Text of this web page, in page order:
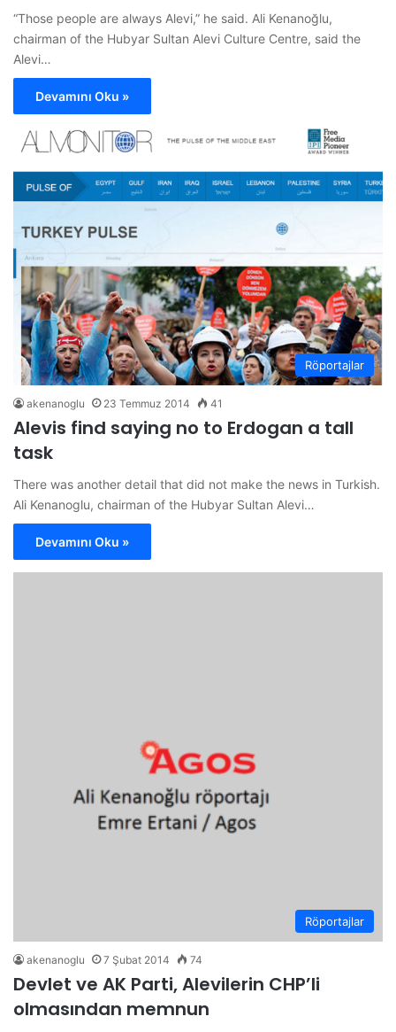
“Those people are always Alevi,” he said. Ali Kenanoğlu,
chairman of the Hubyar Sultan Alevi Culture Centre, said the
Alevi…
Devamını Oku »
Röportajlar
akenanoglu 23 Temmuz 2014 41
Alevis find saying no to Erdogan a tall
task
There was another detail that did not make the news in Turkish.
Ali Kenanoglu, chairman of the Hubyar Sultan Alevi…
Devamını Oku »
Röportajlar
akenanoglu 7 Şubat 2014 74
Devlet ve AK Parti, Alevilerin CHP’li
olmasından memnun